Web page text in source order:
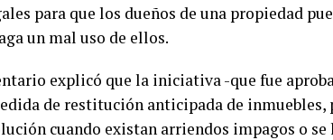
para que los dueños de una propiedad
un mal uso de ellos.
explicó que la iniciativa -que fue
de restitución anticipada de
cuando existan arriendos impagos o se